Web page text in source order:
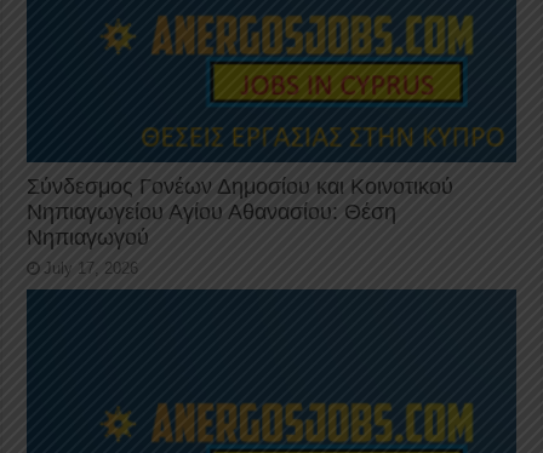
Σύνδεσμος Γονέων Δημοσίου και Κοινοτικού
Νηπιαγωγείου Αγίου Αθανασίου: Θέση
Νηπιαγωγού
July 17, 2026